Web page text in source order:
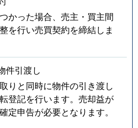
かった場合、売主・買主間
を行い売買契約を締結しま
件引渡し
りと同時に物件の引き渡し
登記を行います。売却益が
定申告が必要となります。